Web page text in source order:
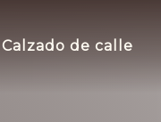
Calzado de calle